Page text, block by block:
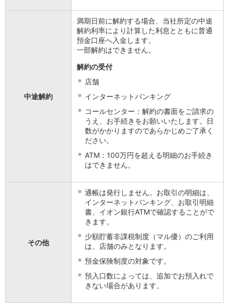
中途解約
満期日前に解約する場合、当社所定の中途
解約利率により計算した利息とともに普通
預金口座へ入金します。
一部解約はできません。
解約の受付
店舗
インターネットバンキング
コールセンター：解約の書面をご請求の
うえ、お手続きをお願いいたします。日
数がかかりますのであらかじめご了承く
ださい。
ATM：100万円を超える明細のお手続き
はできません。
その他
通帳は発行しません。お取引の明細は、
インターネットバンキング、お取引明細
書、イオン銀行ATMで確認することがで
きます。
少額貯蓄非課税制度（マル優）のご利用
は、店舗のみとなります。
預金保険制度の対象です。
預入口数によっては、追加でお預入れで
きない場合があります。